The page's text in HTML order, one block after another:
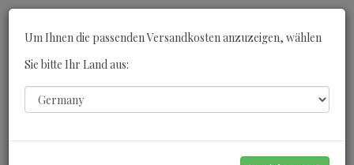
Um Ihnen die passenden Versandkosten anzuzeigen, wählen
Sie bitte Ihr Land aus: